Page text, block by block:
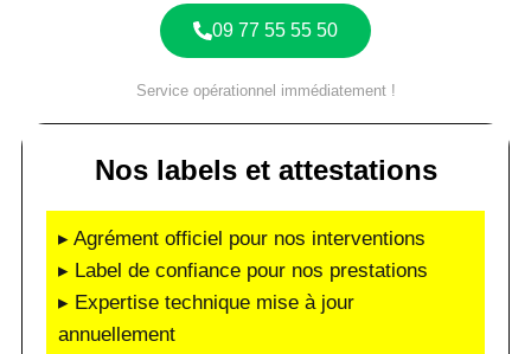
09 77 55 55 50
Service opérationnel immédiatement !
Nos labels et attestations
▸ Agrément officiel pour nos interventions
▸ Label de confiance pour nos prestations
▸ Expertise technique mise à jour
annuellement